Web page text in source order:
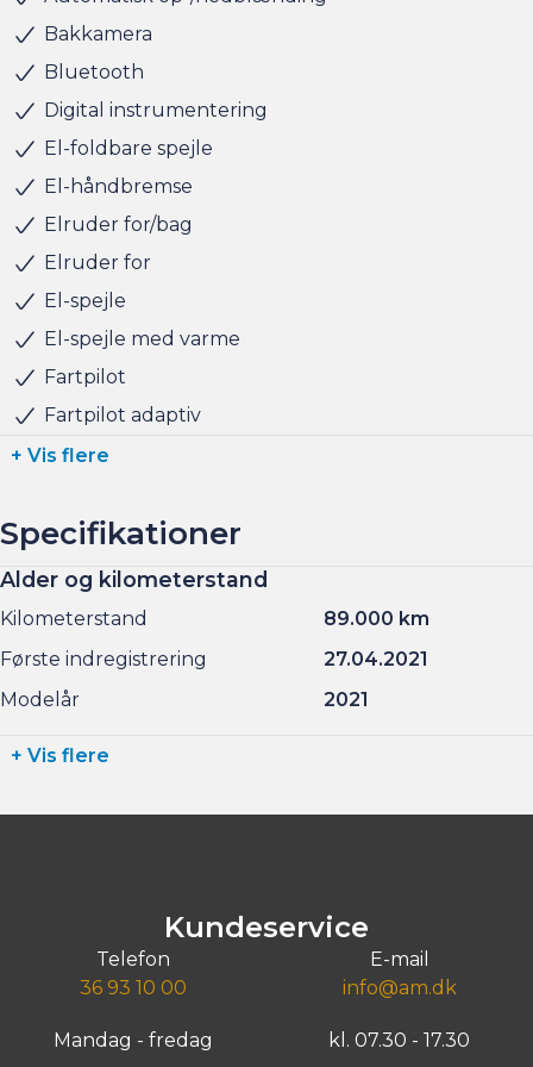
finansiering til markedets bedste priser og vilkår, og vi
tager naturligvis også gerne din nuværende bil i bytte,
Vi ses i Søborg
Bakkamera
Bluetooth
Digital instrumentering
El-foldbare spejle
El-håndbremse
Elruder for/bag
Elruder for
El-spejle
El-spejle med varme
Fartpilot
Fartpilot adaptiv
+ Vis flere
Specifikationer
Alder og kilometerstand
Kilometerstand
89.000 km
Første indregistrering
27.04.2021
Modelår
2021
+ Vis flere
Kundeservice
Telefon
36 93 10 00
E-mail
info@am.dk
Mandag - fredag kl. 07.30 - 17.30